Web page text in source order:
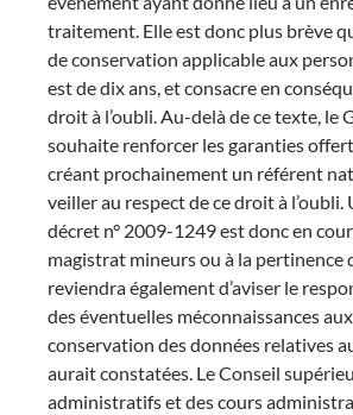
traitement. Elle est donc plus brève
de conservation applicable aux
est de dix ans, et consacre en
droit à l’oubli. Au-delà de ce texte, le
souhaite renforcer les garanties
créant prochainement un référent
veiller au respect de ce droit à
décret n° 2009-1249 est donc en
magistrat mineurs ou à la pertinence
reviendra également d’aviser le
des éventuelles méconnaissances
conservation des données relatives
aurait constatées. Le Conseil
administratifs et des cours